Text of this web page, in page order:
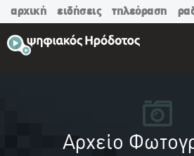
αρχική ειδήσεις τηλεόραση
Αρχείο